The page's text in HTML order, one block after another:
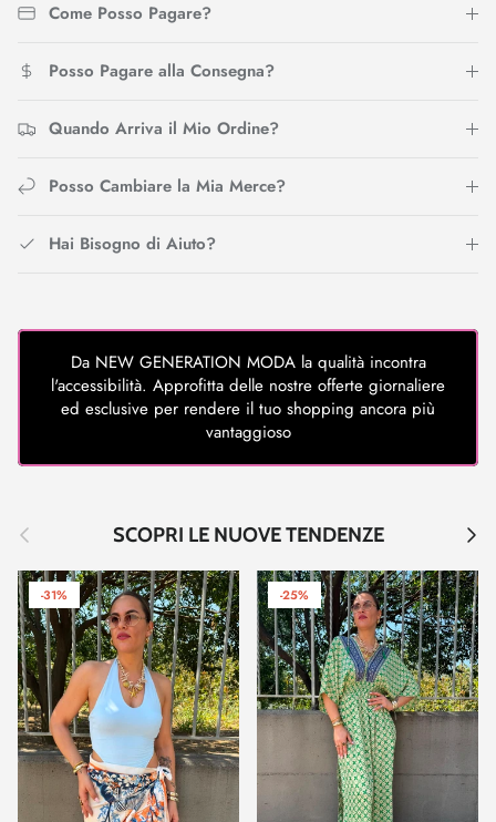
Come Posso Pagare?
Posso Pagare alla Consegna?
Quando Arriva il Mio Ordine?
Posso Cambiare la Mia Merce?
Hai Bisogno di Aiuto?
Da NEW GENERATION MODA la qualità incontra
l'accessibilità. Approfitta delle nostre offerte giornaliere
ed esclusive per rendere il tuo shopping ancora più
vantaggioso
Indietro SCOPRI LE NUOVE TENDENZE
-31% -25%